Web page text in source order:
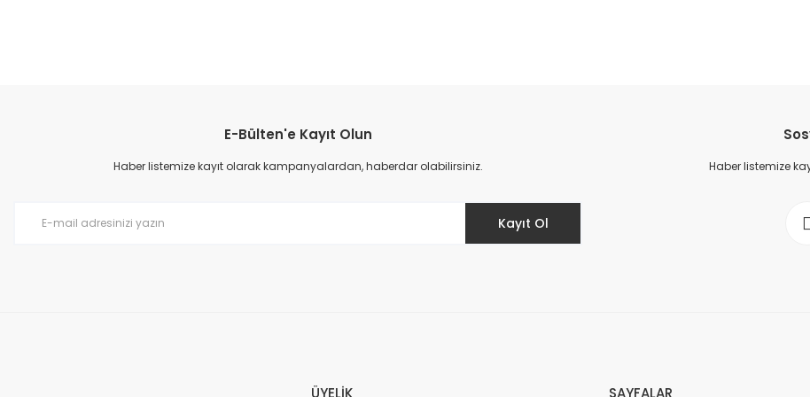
E-Bülten'e Kayıt Olun
Haber listemize kayıt olarak kampanyalardan, haberdar olabilirsiniz.
Kayıt Ol
Haber listemize
ÜYELİK SAYFALAR